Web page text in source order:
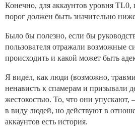
Конечно, для аккаунтов уровня
порог должен быть значительно
Было бы полезно, если бы
пользователя отражали возможные
происходить и какой может быть
Я видел, как люди (возможно,
ненависть к спамерам и призывали
жестокостью. То, что они
в виду людей, но действуют в
аккаунтов есть история.